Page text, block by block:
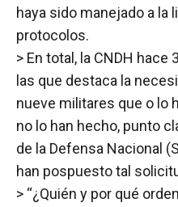
haya sido manejado a la
protocolos.
> En total, la CNDH
las que destaca la
nueve militares que o lo
no lo han hecho, punto
de la Defensa Nacional
han pospuesto tal
> “¿Quién y por qué